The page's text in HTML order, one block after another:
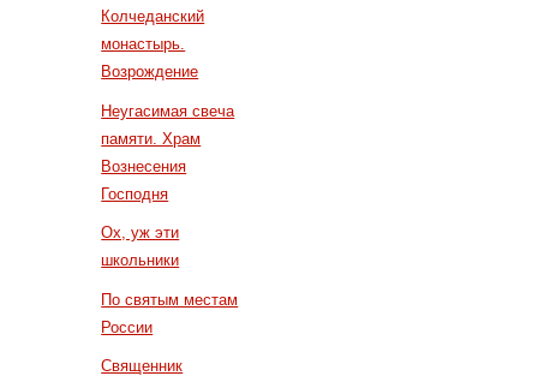
Колчеданский
монастырь.
Возрождение
Неугасимая свеча
памяти. Храм
Вознесения
Господня
Ох, уж эти
школьники
По святым местам
России
Священник